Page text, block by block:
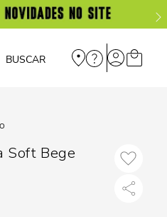
Soft Bege